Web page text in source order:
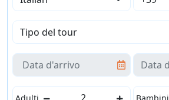
Adulti Bambini